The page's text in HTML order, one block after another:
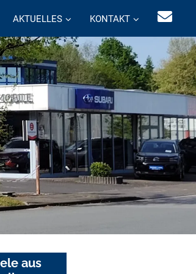
AKTUELLES KONTAKT
aus